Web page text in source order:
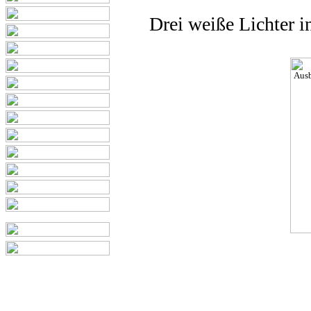
Drei weiße Lichter